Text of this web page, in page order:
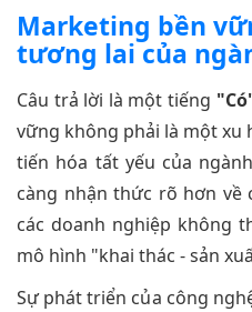
Marketing bền
tương lai của
Câu trả lời là một tiếng
vững không phải là một xu
tiến hóa tất yếu của
càng nhận thức rõ hơn về
các doanh nghiệp không
mô hình "khai thác - sản
Sự phát triển của công